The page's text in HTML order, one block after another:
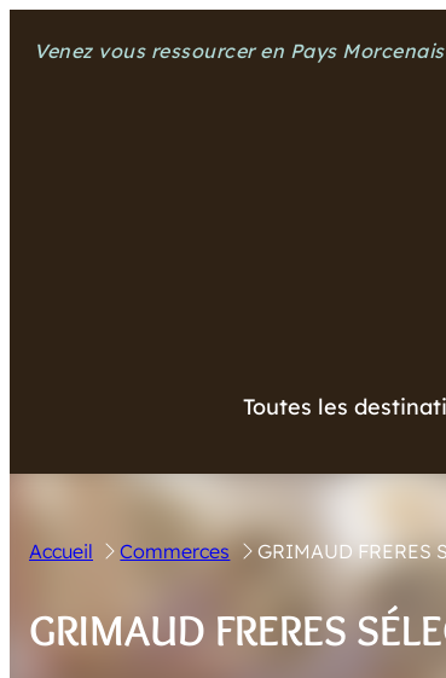
Venez vous ressourcer en Pays
Toutes les
Accueil Commerces GRIMAUD FRERES
GRIMAUD FRERES